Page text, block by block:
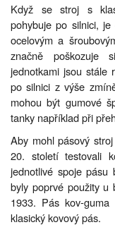
Když se stroj s
pohybuje po silnici,
ocelovým a
značně poškozuje
jednotkami jsou stále
po silnici z výše
mohou být gumové
tanky například při
Aby mohl pásový
20. století testovali
jednotlivé spoje pásu
byly poprvé použity u
1933. Pás kov-
klasický kovový pás.